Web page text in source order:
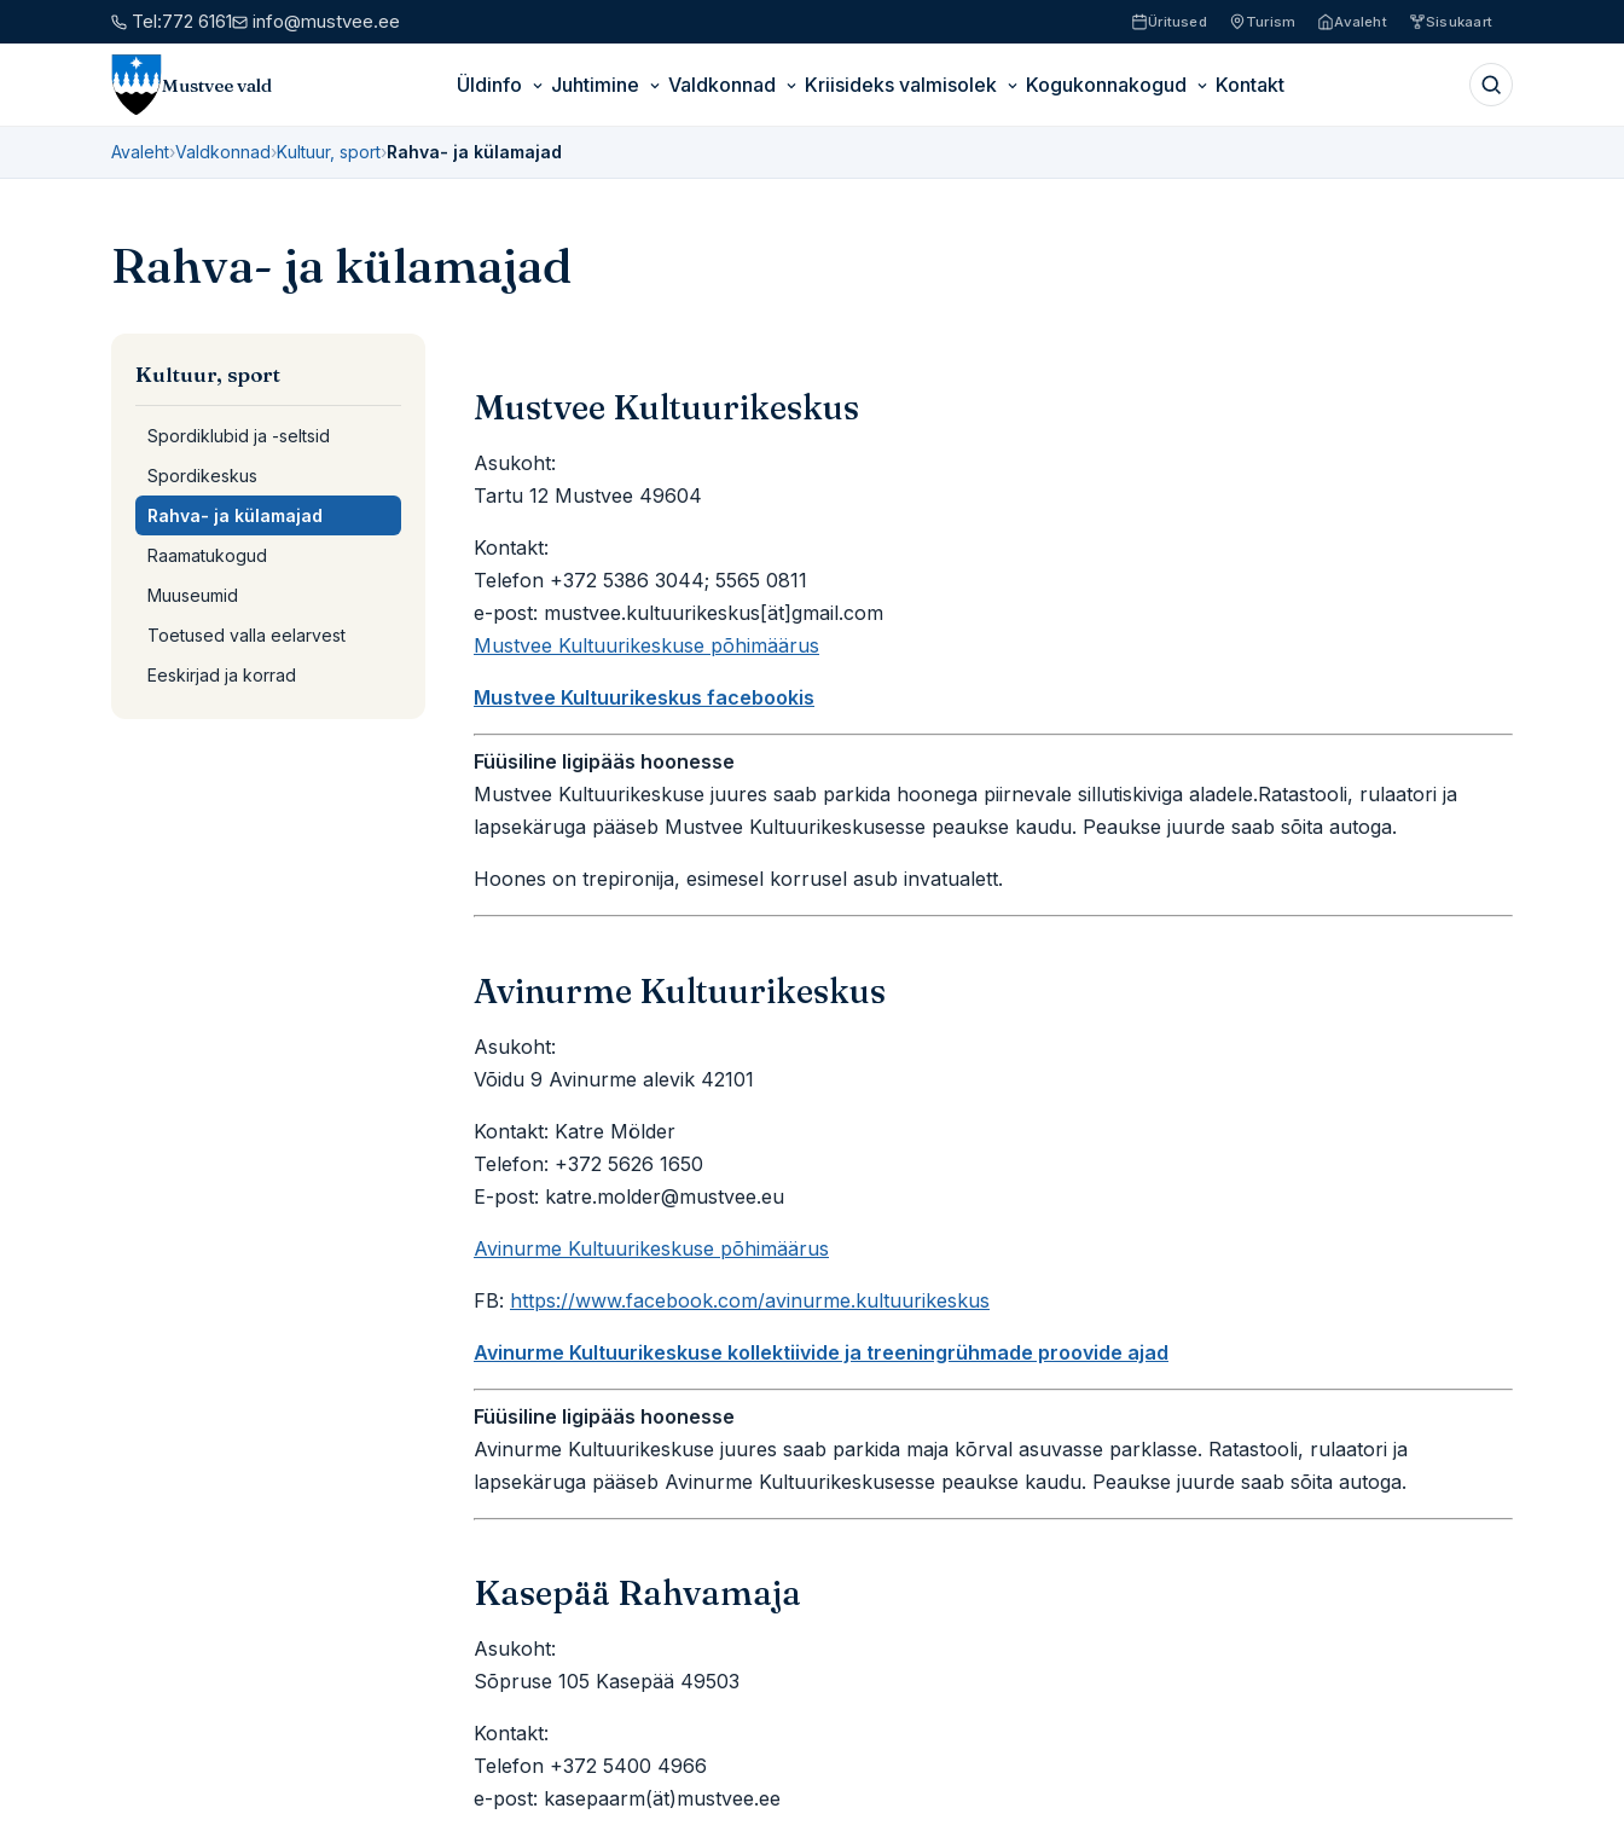
Tel:772 6161 info@mustvee.ee Üritused Turism Avaleht Sisukaart
Mustvee vald Üldinfo Juhtimine Valdkonnad Kriisideks valmisolek Kogukonnakogud Kontakt
Avaleht›Valdkonnad›Kultuur, sport›Rahva- ja külamajad
Rahva- ja külamajad
Kultuur, sport
Spordiklubid ja -seltsid
Spordikeskus
Rahva- ja külamajad
Raamatukogud
Muuseumid
Toetused valla eelarvest
Eeskirjad ja korrad
Mustvee Kultuurikeskus
Asukoht:
Tartu 12 Mustvee 49604
Kontakt:
Telefon +372 5386 3044; 5565 0811
e-post: mustvee.kultuurikeskus[ät]gmail.com
Mustvee Kultuurikeskuse põhimäärus
Mustvee Kultuurikeskus facebookis
Füüsiline ligipääs hoonesse
Mustvee Kultuurikeskuse juures saab parkida hoonega piirnevale sillutiskiviga aladele.Ratastooli, rulaatori ja
lapsekäruga pääseb Mustvee Kultuurikeskusesse peaukse kaudu. Peaukse juurde saab sõita autoga.
Hoones on trepironija, esimesel korrusel asub invatualett.
Avinurme Kultuurikeskus
Asukoht:
Võidu 9 Avinurme alevik 42101
Kontakt: Katre Mölder
Telefon: +372 5626 1650
E-post: katre.molder@mustvee.eu
Avinurme Kultuurikeskuse põhimäärus
FB: https://www.facebook.com/avinurme.kultuurikeskus
Avinurme Kultuurikeskuse kollektiivide ja treeningrühmade proovide ajad
Füüsiline ligipääs hoonesse
Avinurme Kultuurikeskuse juures saab parkida maja kõrval asuvasse parklasse. Ratastooli, rulaatori ja
lapsekäruga pääseb Avinurme Kultuurikeskusesse peaukse kaudu. Peaukse juurde saab sõita autoga.
Kasepää Rahvamaja
Asukoht:
Sõpruse 105 Kasepää 49503
Kontakt:
Telefon +372 5400 4966
e-post: kasepaarm(ät)mustvee.ee